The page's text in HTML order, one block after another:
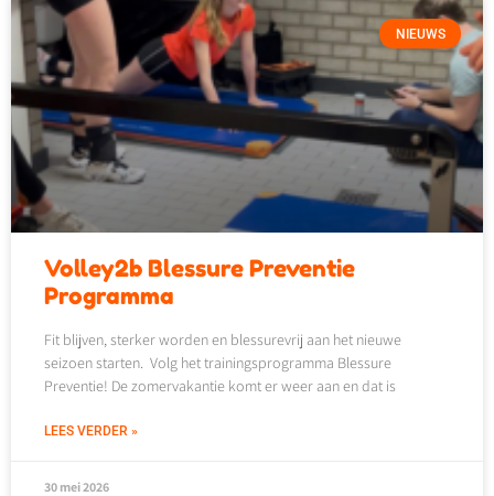
NIEUWS
Volley2b Blessure Preventie
Programma
Fit blijven, sterker worden en blessurevrij aan het nieuwe
seizoen starten. Volg het trainingsprogramma Blessure
Preventie! De zomervakantie komt er weer aan en dat is
LEES VERDER »
30 mei 2026